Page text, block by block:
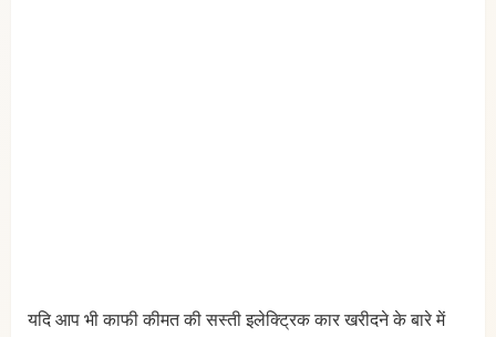
यदि आप भी काफी कीमत की सस्ती इलेक्ट्रिक कार खरीदने के बारे में